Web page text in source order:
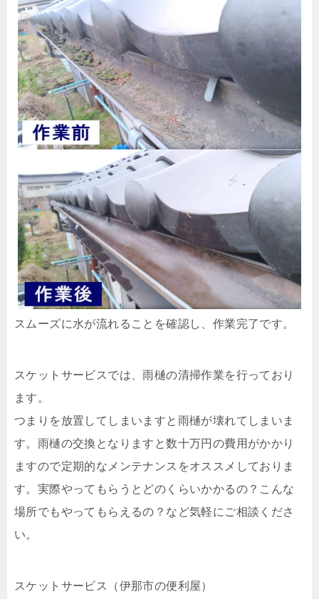
スムーズに水が流れることを確認し、作業完了です。
スケットサービスでは、雨樋の清掃作業を行っており
ます。
つまりを放置してしまいますと雨樋が壊れてしまいま
す。雨樋の交換となりますと数十万円の費用がかかり
ますので定期的なメンテナンスをオススメしておりま
す。実際やってもらうとどのくらいかかるの？こんな
場所でもやってもらえるの？など気軽にご相談くださ
い。
スケットサービス（伊那市の便利屋）